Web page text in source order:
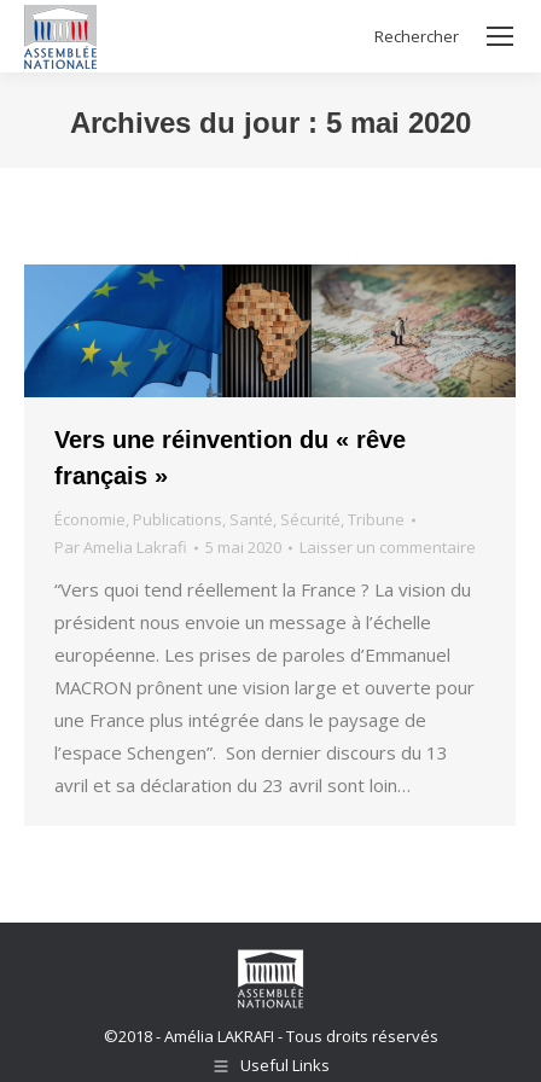
Search:
Rechercher
Archives du jour : 5 mai 2020
Vers une réinvention du « rêve
français »
Économie, Publications, Santé, Sécurité, Tribune
ParAmelia Lakrafi 5 mai 2020 Laisser un commentaire
“Vers quoi tend réellement la France ? La vision du
président nous envoie un message à l’échelle
européenne. Les prises de paroles d’Emmanuel
MACRON prônent une vision large et ouverte pour
une France plus intégrée dans le paysage de
l’espace Schengen”. Son dernier discours du 13
avril et sa déclaration du 23 avril sont loin…
©2018 - Amélia LAKRAFI - Tous droits réservés
Useful Links